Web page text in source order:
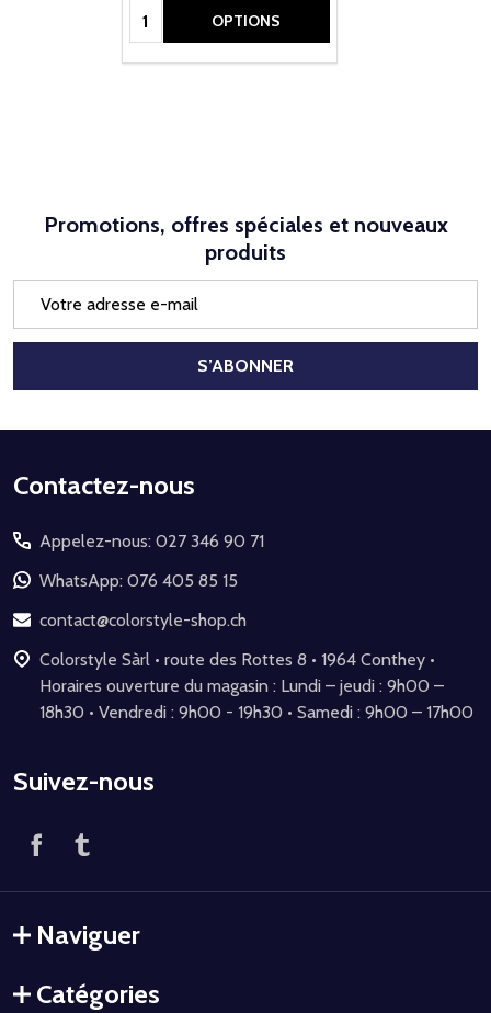
Quantité: OPTIONS
Promotions, offres spéciales et nouveaux
produits
mail
S’ABONNER
Début
pied
de
page
Contactez-nous
Appelez-nous: 027 346 90 71
WhatsApp: 076 405 85 15
contact@colorstyle-shop.ch
Colorstyle Sàrl • route des Rottes 8 • 1964 Conthey •
Horaires ouverture du magasin : Lundi – jeudi : 9h00 –
18h30 • Vendredi : 9h00 - 19h30 • Samedi : 9h00 – 17h00
Suivez-nous
Naviguer
Catégories